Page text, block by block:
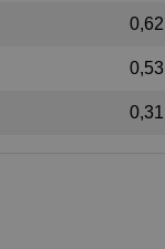
0,62
0,53
0,31